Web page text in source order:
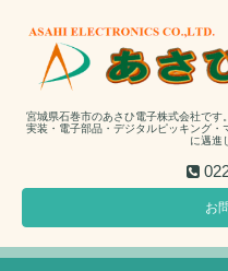
宮城県石巻市のあさひ電子株式会社で
実装・電子部品・デジタルピッキング・
に邁進
お